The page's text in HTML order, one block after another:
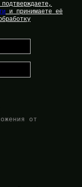
и принимаете её
от